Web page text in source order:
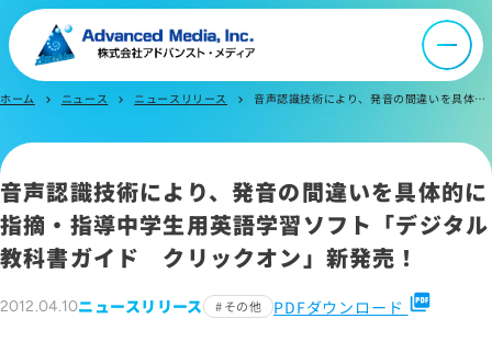
お問い合わせ
サイトのご利用について
ソーシャルメディアポリシー
プライバシーポリシー
ホーム chevron_right ニュース chevron_right ニュースリリース chevron_right 音声認識技術により、発音の間違いを具体的に指摘・指導中学生用英語学習ソフト「デジタル教科書ガイド クリックオン」新発売！～教科書完全準拠のデジタル教材～
音声認識技術により、発音の間違いを具体的に
指摘・指導中学生用英語学習ソフト「デジタル
教科書ガイド クリックオン」新発売！
2012.04.10ニュースリリース その他 PDFダウンロード picture_as_pdf